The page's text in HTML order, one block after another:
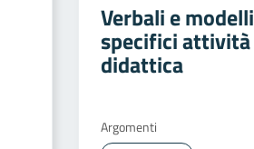
Verbali e modelli
specifici attività
didattica
Argomenti